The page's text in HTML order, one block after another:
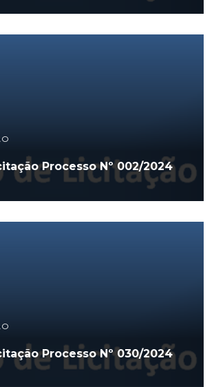
Processo Nº 002/2024
Processo Nº 030/2024